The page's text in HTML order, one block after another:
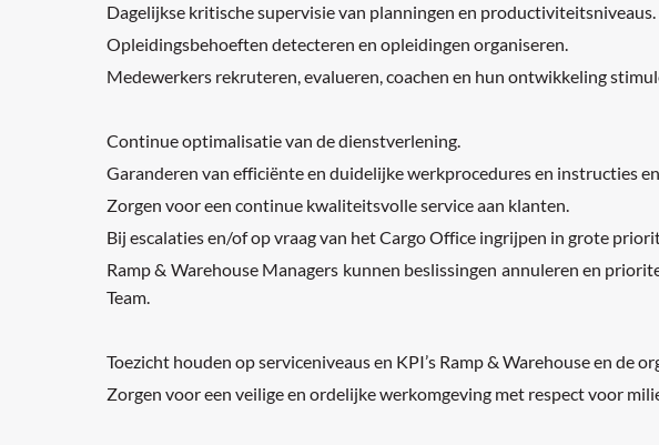
Dagelijkse kritische supervisie van planningen en productiviteitsniveaus.
Opleidingsbehoeften detecteren en opleidingen organiseren.
Medewerkers rekruteren, evalueren, coachen en hun ontwikkeling
Continue optimalisatie van de dienstverlening.
Garanderen van efficiënte en duidelijke werkprocedures en instructies
Zorgen voor een continue kwaliteitsvolle service aan klanten.
Bij escalaties en/of op vraag van het Cargo Office ingrijpen in grote
Ramp & Warehouse Managers kunnen beslissingen annuleren en
Team.
Toezicht houden op serviceniveaus en KPI’s Ramp & Warehouse en de
Zorgen voor een veilige en ordelijke werkomgeving met respect voor